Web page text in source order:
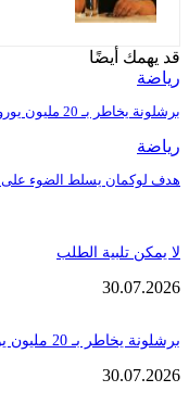
قد يهمك أيضًا
رياضة
برشلونة يخاطر بـ 20 مليون يورو علاوة على صفقة خافي جويرا
رياضة
هدف لوكمان يسلط الضوء على
لا يمكن تلبية الطلب
30.07.2026
برشلونة يخاطر بـ 20 مليون يورو علاوة على صفقة خافي جويرا
30.07.2026